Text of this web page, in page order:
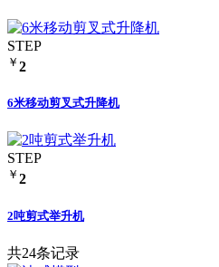
STEP
￥ 2
6米移动剪叉式升降机
STEP
￥ 2
2吨剪式举升机
共24条记录